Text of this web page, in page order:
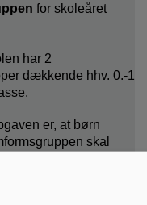
for skoleåret
har 2
dækkende hhv. 0.-1.
er, at børn
skal